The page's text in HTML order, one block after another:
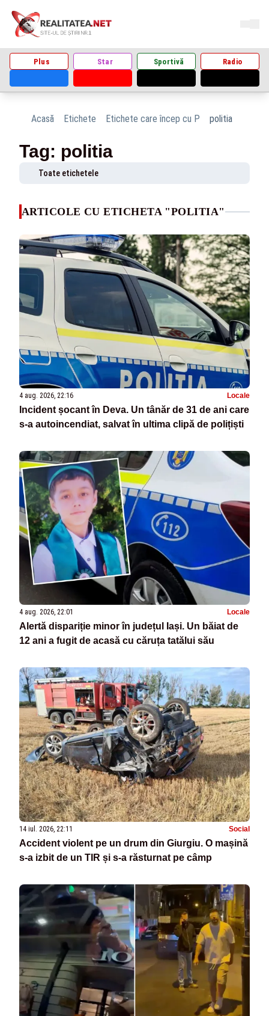
Plus Star Sportivă Radio
Acasă Etichete Etichete care încep cu P politia
Tag: politia
Toate etichetele
ARTICOLE CU ETICHETA "POLITIA"
4 aug. 2026, 22:16 Locale
Incident șocant în Deva. Un tânăr de 31 de ani care
s-a autoincendiat, salvat în ultima clipă de polițiști
4 aug. 2026, 22:01 Locale
Alertă dispariție minor în județul Iași. Un băiat de
12 ani a fugit de acasă cu căruța tatălui său
14 iul. 2026, 22:11 Social
Accident violent pe un drum din Giurgiu. O mașină
s-a izbit de un TIR și s-a răsturnat pe câmp